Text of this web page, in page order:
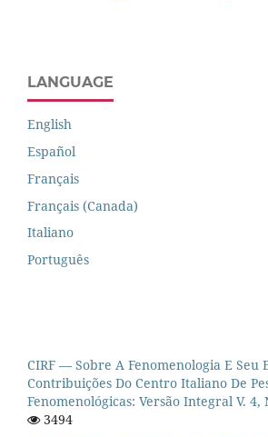
LANGUAGE
English
Español
Français
Français (Canada)
Italiano
Português
CIRF — Sobre A Fenomenologia E Seu
Contribuições Do Centro Italiano De
Fenomenológicas: Versão Integral V. 4,
3494